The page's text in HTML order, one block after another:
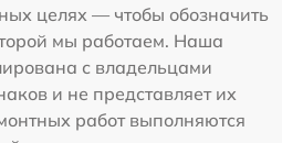
целях — чтобы обозначить
мы работаем. Наша
с владельцами
и не представляет их
работ выполняются